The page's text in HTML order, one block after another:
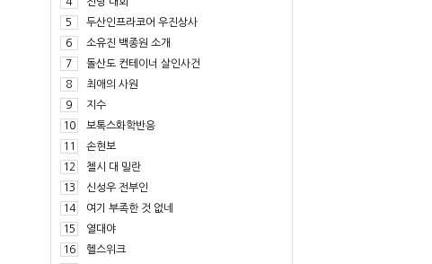
5
두산인프라코어 우진상사
6
소유진 백종원 소개
7
돌산도 컨테이너 살인사건
8
최애의 사원
9
지수
10
보톡스화학반응
11
손현보
12
첼시 대 밀란
13
신성우 전부인
14
여기 부족한 것 없네
15
열대야
16
헬스위크